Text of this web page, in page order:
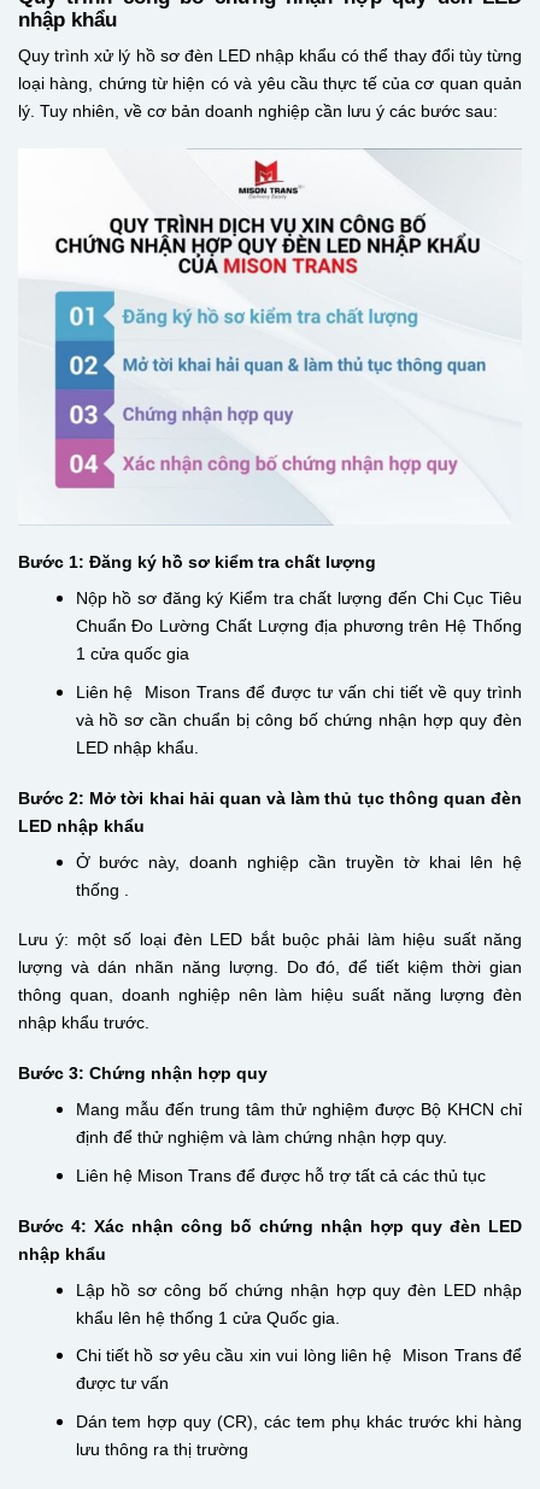
nhập khẩu
Quy trình xử lý hồ sơ đèn LED nhập khẩu có thể thay đổi tùy từng
loại hàng, chứng từ hiện có và yêu cầu thực tế của cơ quan quản
lý. Tuy nhiên, về cơ bản doanh nghiệp cần lưu ý các bước sau:
Bước 1: Đăng ký hồ sơ kiểm tra chất lượng
Nộp hồ sơ đăng ký Kiểm tra chất lượng đến Chi Cục Tiêu
Chuẩn Đo Lường Chất Lượng địa phương trên Hệ Thống
1 cửa quốc gia
Liên hệ Mison Trans để được tư vấn chi tiết về quy trình
và hồ sơ cần chuẩn bị công bố chứng nhận hợp quy đèn
LED nhập khẩu.
Bước 2: Mở tời khai hải quan và làm thủ tục thông quan đèn
LED nhập khẩu
Ở bước này, doanh nghiệp cần truyền tờ khai lên hệ
thống .
Lưu ý: một số loại đèn LED bắt buộc phải làm hiệu suất năng
lượng và dán nhãn năng lượng. Do đó, để tiết kiệm thời gian
thông quan, doanh nghiệp nên làm hiệu suất năng lượng đèn
nhập khẩu trước.
Bước 3: Chứng nhận hợp quy
Mang mẫu đến trung tâm thử nghiệm được Bộ KHCN chỉ
định để thử nghiệm và làm chứng nhận hợp quy.
Liên hệ Mison Trans để được hỗ trợ tất cả các thủ tục
Bước 4: Xác nhận công bố chứng nhận hợp quy đèn LED
nhập khẩu
Lập hồ sơ công bố chứng nhận hợp quy đèn LED nhập
khẩu lên hệ thống 1 cửa Quốc gia.
Chi tiết hồ sơ yêu cầu xin vui lòng liên hệ Mison Trans để
được tư vấn
Dán tem hợp quy (CR), các tem phụ khác trước khi hàng
lưu thông ra thị trường